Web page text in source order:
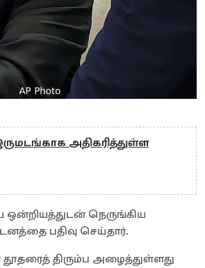
அதிகரித்துள்ள
ஒன்றியத்துடன் நெருங்கிய
பதிவு செய்தார்.
திரும்ப அழைத்துள்ளது